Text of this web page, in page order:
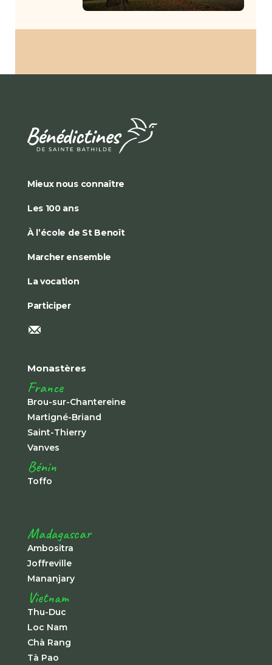
Mieux nous connaître
Les 100 ans
À l’école de St Benoît
Marcher ensemble
La vocation
Participer
Monastères
France
Brou-sur-Chantereine
Martigné-Briand
Saint-Thierry
Vanves
Bénin
Toffo
Madagascar
Ambositra
Joffreville
Mananjary
Vietnam
Thu-Duc
Loc Nam
Chà Rang
Tà Pao